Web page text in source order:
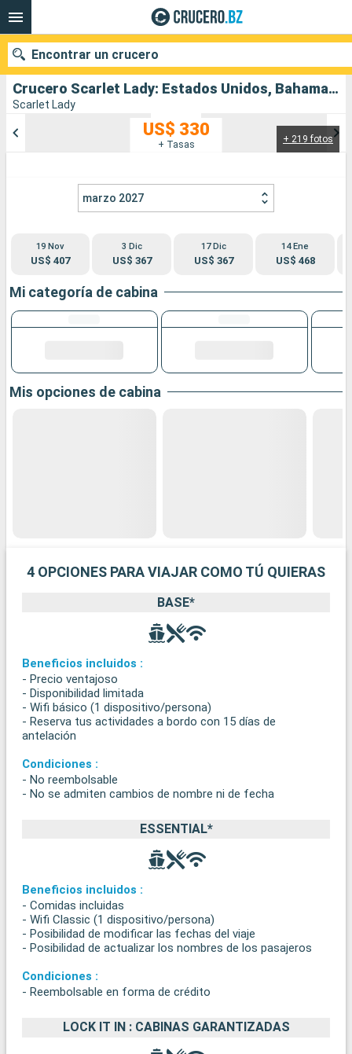
Crucero Scarlet Lady: Estados Unidos, Bahamas salida desde Miami
Scarlet Lady
+ 219 fotos
US$ 330
+ Tasas
marzo 2027
19 Nov
US$ 407
3 Dic
US$ 367
17 Dic
US$ 367
14 Ene
US$ 468
Mi categoría de cabina
Mis opciones de cabina
4 OPCIONES PARA VIAJAR COMO TÚ QUIERAS
BASE*
Beneficios incluidos :
- Precio ventajoso
- Disponibilidad limitada
- Wifi básico (1 dispositivo/persona)
- Reserva tus actividades a bordo con 15 días de
antelación
Condiciones :
- No reembolsable
- No se admiten cambios de nombre ni de fecha
ESSENTIAL*
Beneficios incluidos :
- Comidas incluidas
- Wifi Classic (1 dispositivo/persona)
- Posibilidad de modificar las fechas del viaje
- Posibilidad de actualizar los nombres de los pasajeros
Condiciones :
- Reembolsable en forma de crédito
LOCK IT IN : CABINAS GARANTIZADAS
Encontrar un crucero
Compañías
Buscar